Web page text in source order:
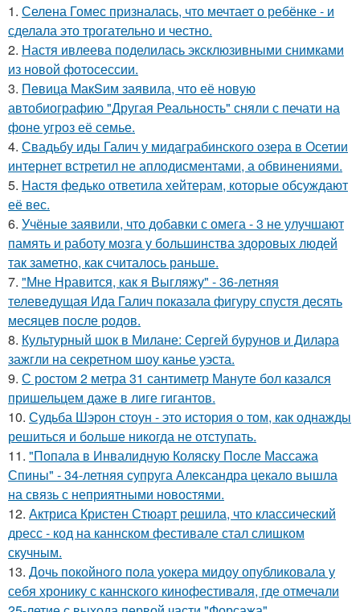
1. Селена Гомес призналась, что мечтает о ребёнке - и
сделала это трогательно и честно.
2. Настя ивлеева поделилась эксклюзивными снимками
из новой фотосессии.
3. Пeвица MакSим заявила, что её новую
автобиографию "Другая Реальность" сняли с печати на
фоне угроз её семье.
4. Свадьбу иды Галич у мидаграбинского озера в Осетии
интернет встретил не аплодисментами, а обвинениями.
5. Настя федько ответила хейтерам, которые обсуждают
её вес.
6. Учёные заявили, что добавки с омега - 3 не улучшают
память и работу мозга у большинства здоровых людей
так заметно, как считалось раньше.
7. "Мне Нравится, как я Выгляжу" - 36-летняя
телеведущая Ида Галич показала фигуру спустя десять
месяцев после родов.
8. Культурный шок в Милане: Сергей бурунов и Дилара
зажгли на секретном шоу канье уэста.
9. С ростом 2 метра 31 сантиметр Мануте бол казался
пришельцем даже в лиге гигантов.
10. Судьба Шэрон стоун - это история о том, как однажды
решиться и больше никогда не отступать.
11. "Попала в Инвалидную Коляску После Массажа
Спины" - 34-летняя супруга Александра цекало вышла
на связь с неприятными новостями.
12. Актриса Кристен Стюарт решила, что классический
дресс - код на каннском фестивале стал слишком
скучным.
13. Дочь покойного пола уокера мидоу опубликовала у
себя хронику с каннского кинофестиваля, где отмечали